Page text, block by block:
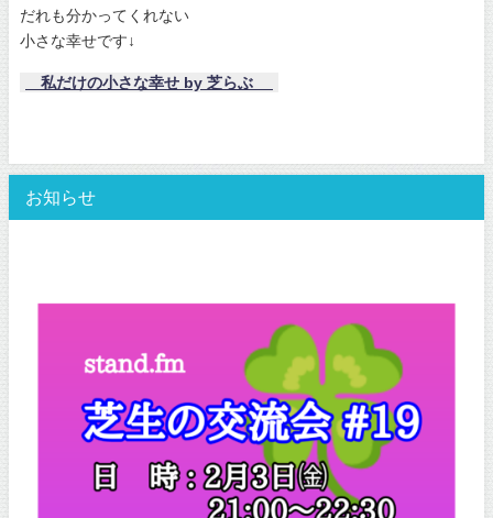
だれも分かってくれない
小さな幸せです↓
私だけの小さな幸せ by 芝らぶ
お知らせ